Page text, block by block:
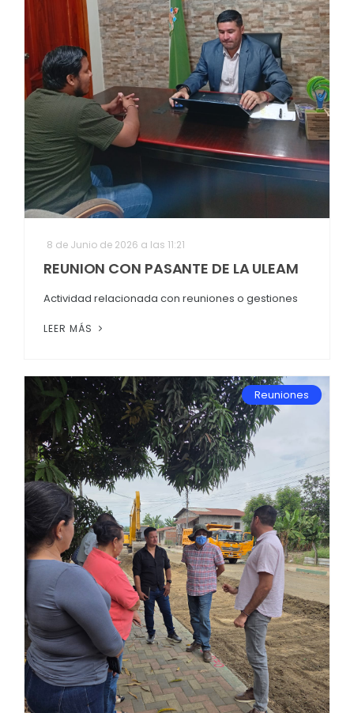
8 de Junio de 2026 a las 11:21
REUNION CON PASANTE DE LA ULEAM
Actividad relacionada con reuniones o gestiones
LEER MÁS
Reuniones